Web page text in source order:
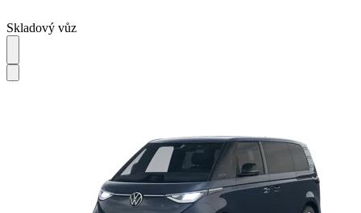
Skladový vůz